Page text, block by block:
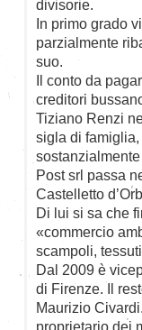
divisorie.
In primo grado
parzialmente
suo.
Il conto da
creditori
Tiziano Renzi
sigla di
Post srl passa
Castelletto
Di lui si sa che
«commercio
scampoli,
Dal 2009 è
di Firenze. Il
Maurizio
proprietario dei